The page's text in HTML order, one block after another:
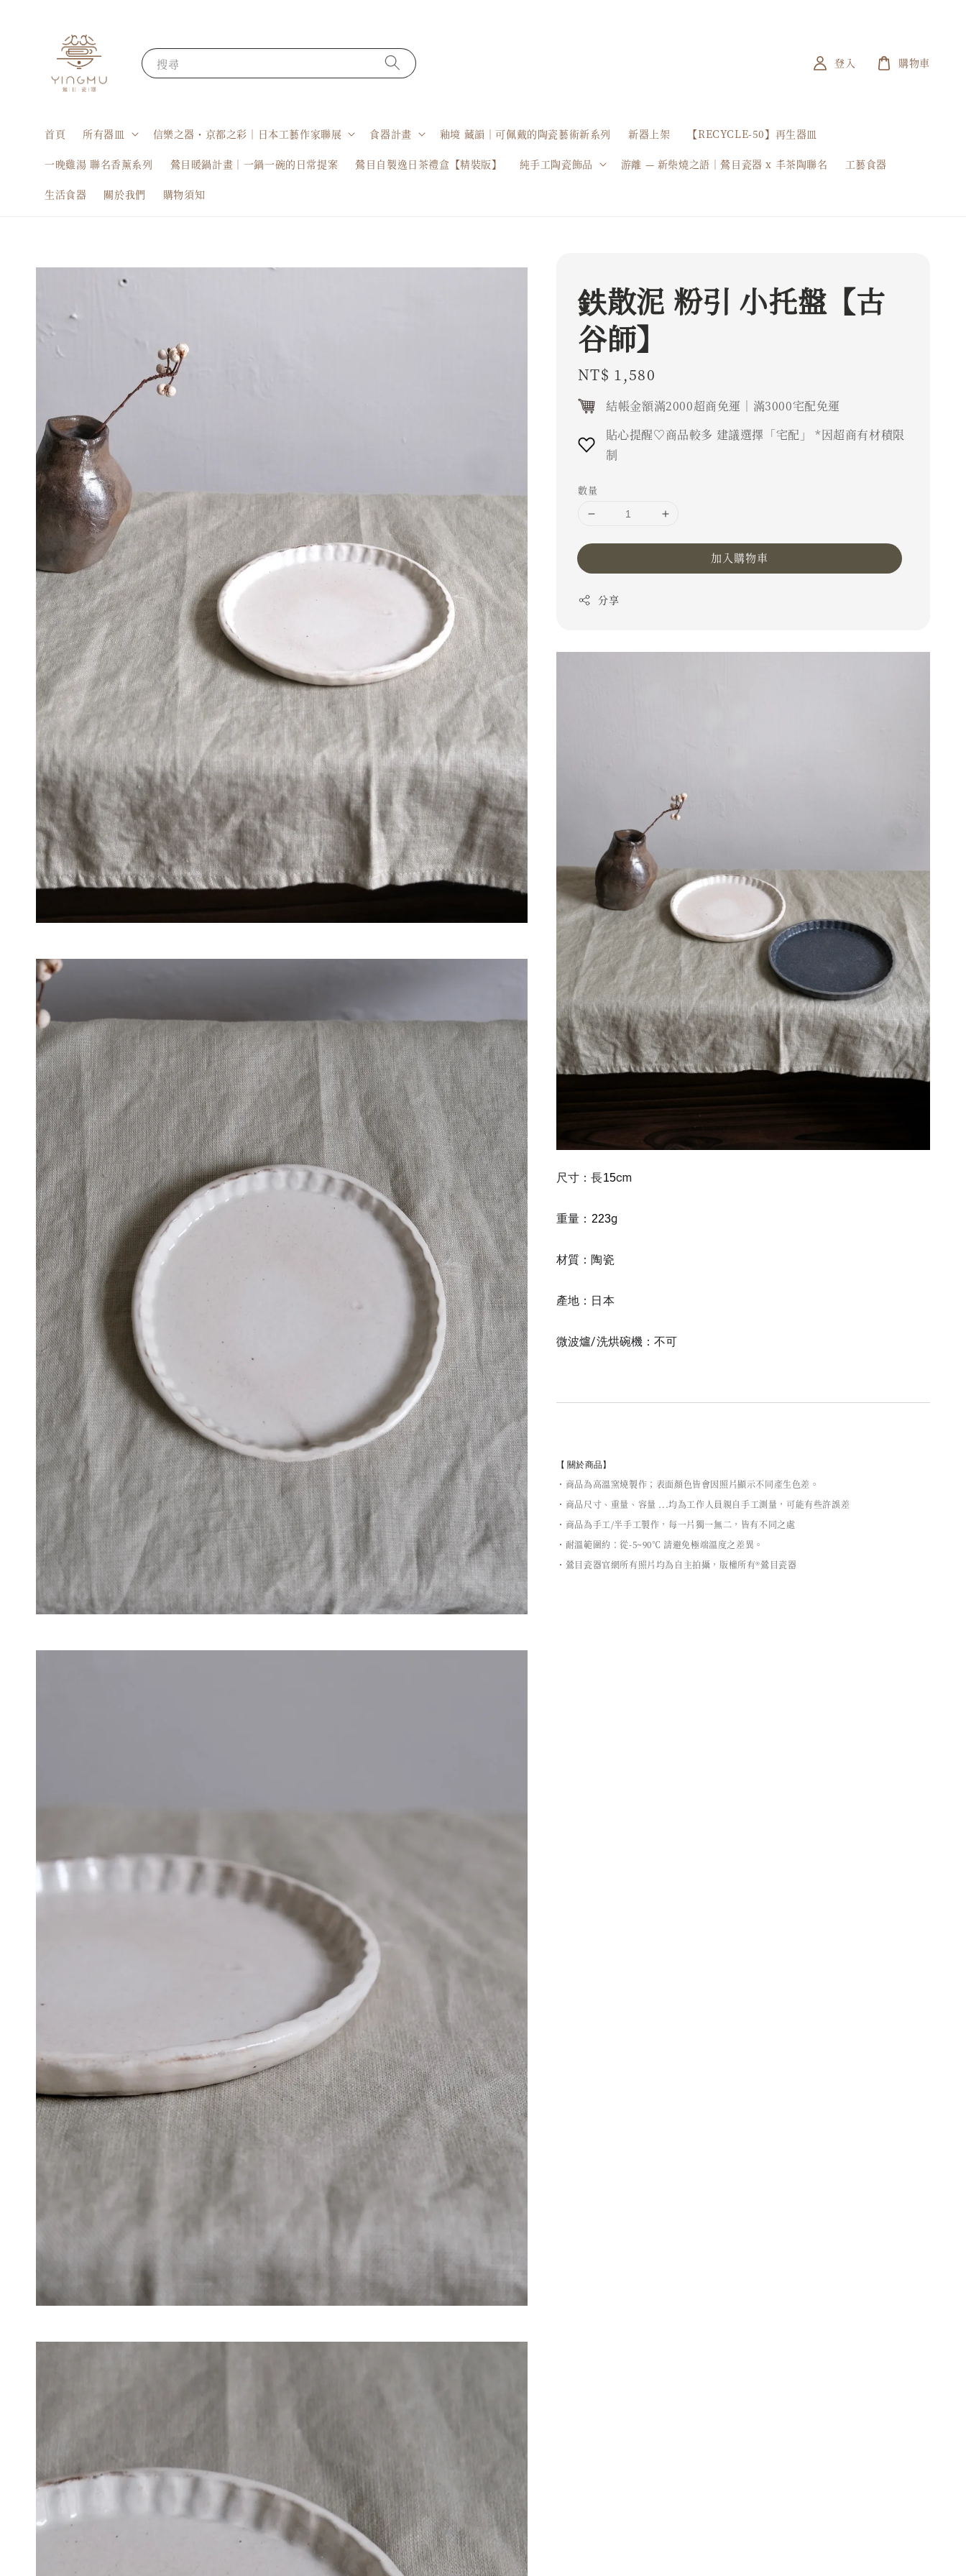
搜尋
首頁 所有器皿 信樂之器・京都之彩｜日本工藝作家聯展 食器計畫 釉境 藏韻｜可佩戴的陶瓷藝術新系列 新器上架 【RECYCLE-50】再生器皿
一晚雞湯 聯名香薰系列 鶯目暖鍋計畫｜一鍋一碗的日常提案 鶯目自製逸日茶禮盒【精裝版】 純手工陶瓷飾品 游離 — 新柴燒之語｜鶯目瓷器 x 丰茶陶聯名 工藝食器
生活食器 關於我們 購物須知
登入 購物車
鉄散泥 粉引 小托盤【古
谷師】
Regular
price
NT$ 1,580
結帳金額滿2000超商免運｜滿3000宅配免運
貼心提醒♡商品較多 建議選擇「宅配」 *因超商有材積限
制
數量
加入購物車
分享
尺寸：長15cm
重量： 223g
材質：陶瓷
產地：日本
微波爐/洗烘碗機：不可
【 關於商品】
・商品為高溫窯燒製作；表面顏色皆會因照片顯示不同產生色差。
・商品尺寸、重量、容量 ...均為工作人員親自手工測量，可能有些許誤差
・商品為手工/半手工製作，每一片獨一無二，皆有不同之處
・耐溫範圍約：從-5~90℃ 請避免極端溫度之差異。
・鶯目瓷器官網所有照片均為自主拍攝，版權所有®鶯目瓷器